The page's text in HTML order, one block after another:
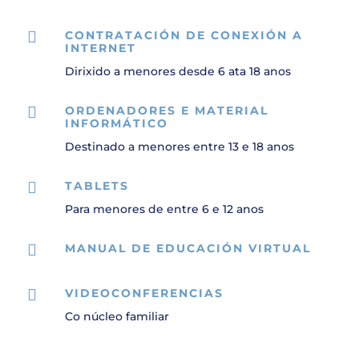

CONTRATACIÓN DE CONEXIÓN A
INTERNET
Dirixido a menores desde 6 ata 18 anos

ORDENADORES E MATERIAL
INFORMÁTICO
Destinado a menores entre 13 e 18 anos

TABLETS
Para menores de entre 6 e 12 anos
 MANUAL DE EDUCACIÓN VIRTUAL

VIDEOCONFERENCIAS
Co núcleo familiar